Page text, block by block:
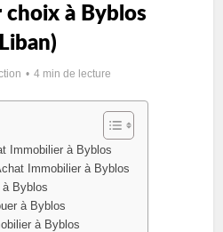
choix à Byblos
4 min de lecture
Immobilier à Byblos
Immobilier à Byblos
à Byblos
à Byblos
à Byblos